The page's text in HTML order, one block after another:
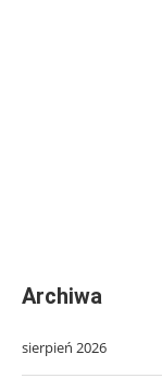
Archiwa
sierpień 2026